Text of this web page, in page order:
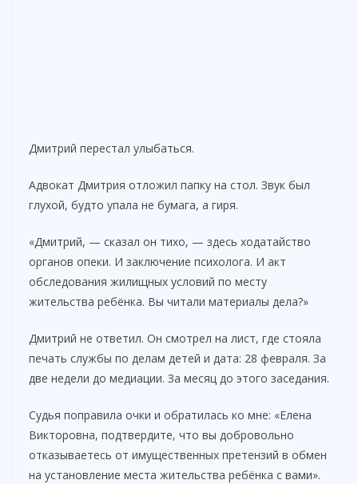
Дмитрий перестал улыбаться.
Адвокат Дмитрия отложил папку на стол. Звук был
глухой, будто упала не бумага, а гиря.
«Дмитрий, — сказал он тихо, — здесь ходатайство
органов опеки. И заключение психолога. И акт
обследования жилищных условий по месту
жительства ребёнка. Вы читали материалы дела?»
Дмитрий не ответил. Он смотрел на лист, где стояла
печать службы по делам детей и дата: 28 февраля. За
две недели до медиации. За месяц до этого заседания.
Судья поправила очки и обратилась ко мне: «Елена
Викторовна, подтвердите, что вы добровольно
отказываетесь от имущественных претензий в обмен
на установление места жительства ребёнка с вами».